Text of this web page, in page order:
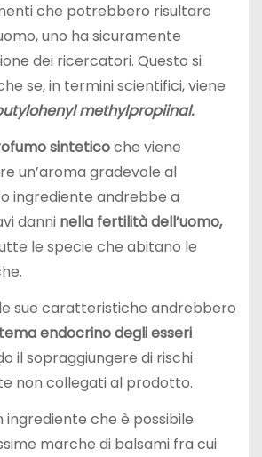
che potrebbero risultare
uno ha sicuramente
dei ricercatori. Questo si
se, in termini scientifici, viene
methylpropiinal.
sinteticoche viene
un’aroma gradevole al
ingrediente andrebbe a
danni nella fertilità dell’uomo,
le specie che abitano le
sue caratteristiche andrebbero
endocrino degli esseri
il sopraggiungere di rischi
non collegati al prodotto.
ingrediente che è possibile
marche di balsami fra cui